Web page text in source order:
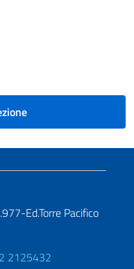
Ed.Torre Pacifico
2125432